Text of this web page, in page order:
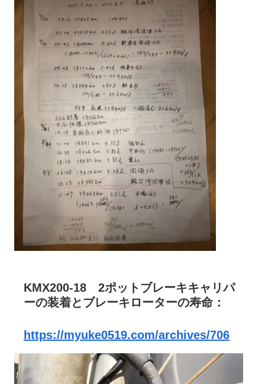
KMX200-18 2ポットブレーキキャリパ
ーの装着とブレーキローターの寿命：
https://myuke0519.com/archives/706